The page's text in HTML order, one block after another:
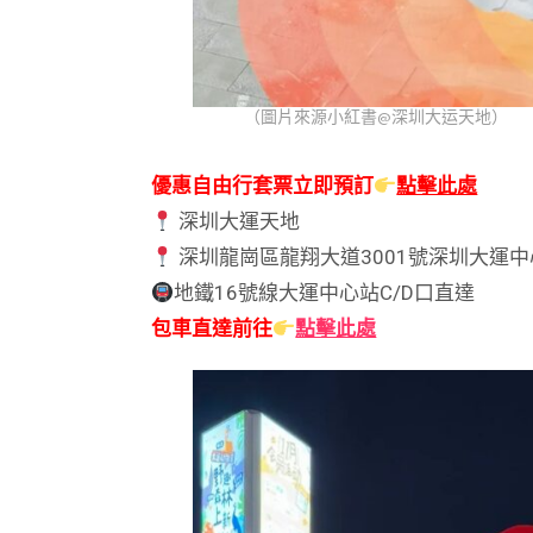
（圖片來源小紅書@深圳大运天地）
優惠自由行套票立即預訂
點擊此處
深圳大運天地
深圳龍崗區龍翔大道3001號深圳大運
地鐵16號線大運中心站C/D口直達
包車直達前往
點擊此處